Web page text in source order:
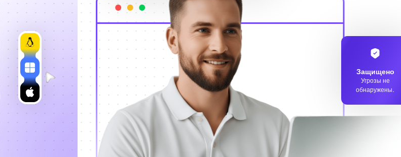
Защищено
Угрозы не
обнаружены.